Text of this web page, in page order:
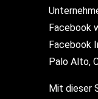
Facebook
Facebook
Palo Alto,
Mit dieser